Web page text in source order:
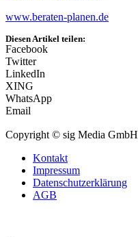
www.beraten-planen.de
Diesen Artikel teilen:
Facebook
Twitter
LinkedIn
XING
WhatsApp
Email
Copyright © sig Media GmbH
Kontakt
Impressum
Datenschutzerklärung
AGB